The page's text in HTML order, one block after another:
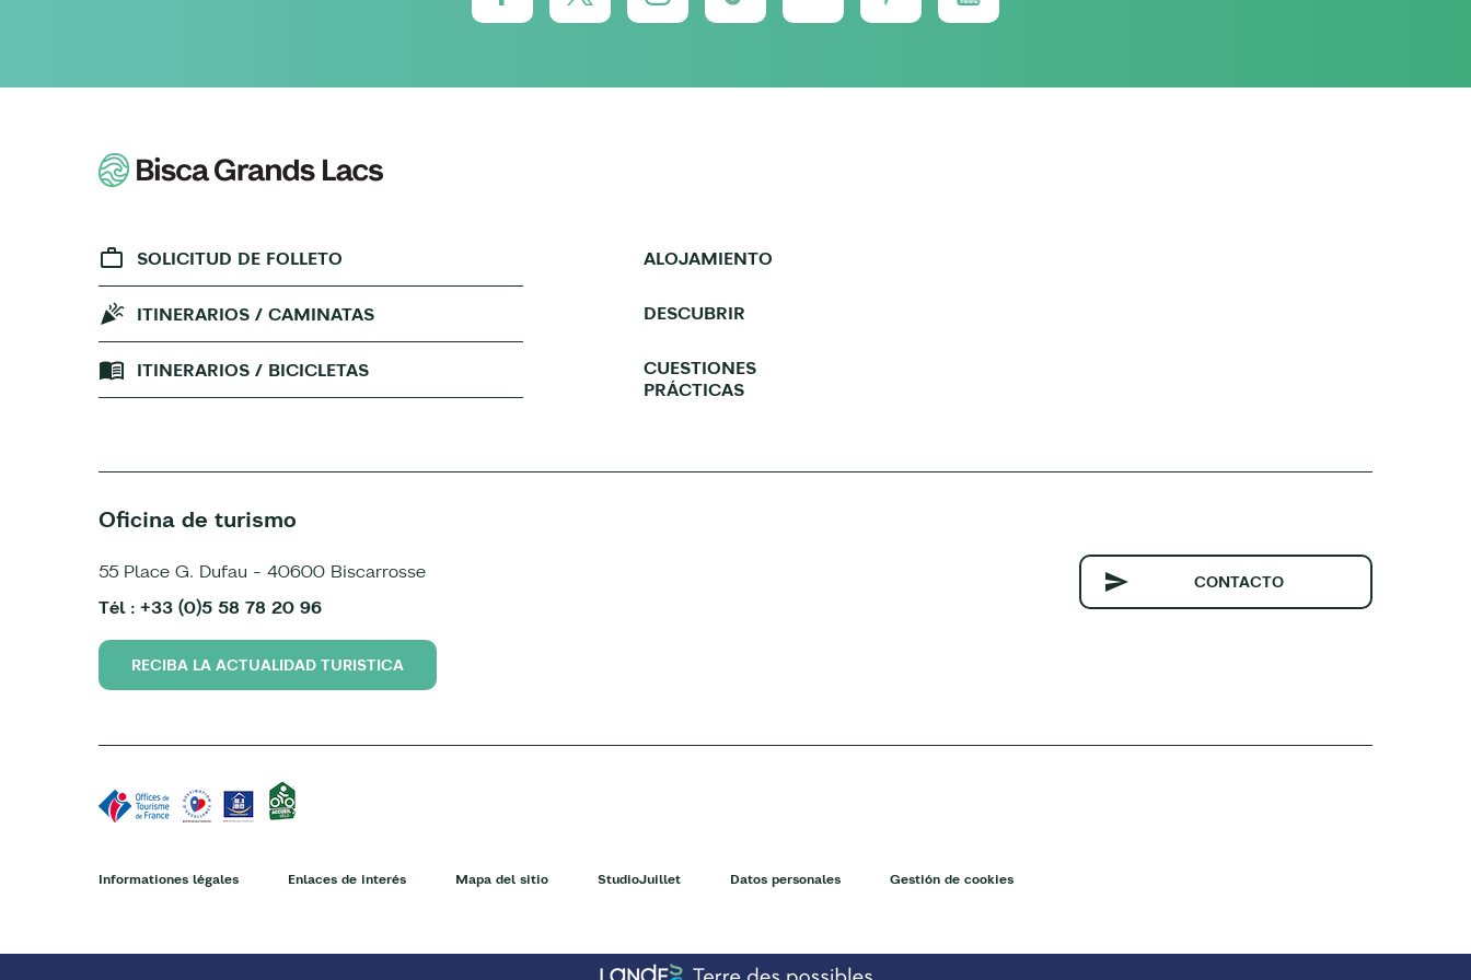
SOLICITUD DE FOLLETO
ITINERARIOS / CAMINATAS
ITINERARIOS / BICICLETAS
ALOJAMIENTO
DESCUBRIR
CUESTIONES
PRÁCTICAS
Oficina de turismo
55 Place G. Dufau - 40600 Biscarrosse
Tél : +33 (0)5 58 78 20 96
CONTACTO
RECIBA LA ACTUALIDAD TURISTICA
Informationes légales Enlaces de interés Mapa del sitio StudioJuillet Datos personales Gestión de cookies